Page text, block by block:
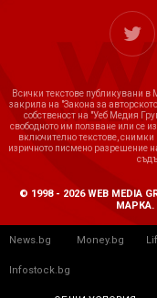
Всички текстове публикувани в
закрила на "Закона за
собственост на "Уеб Медия
свободното им ползване или се
включително текстове,
изричното писмено разрешение
© 1998 - 2026 WEB MEDIA
МАРКА.
News.bg Money.bg
Infostock.bg